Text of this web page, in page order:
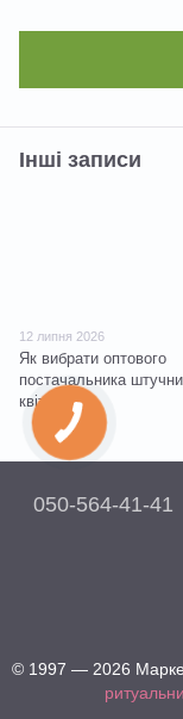
Інші записи
12 липня 2026
Як вибрати оптового
постачальника
квітів
050-564-41-41
© 1997 — 2026